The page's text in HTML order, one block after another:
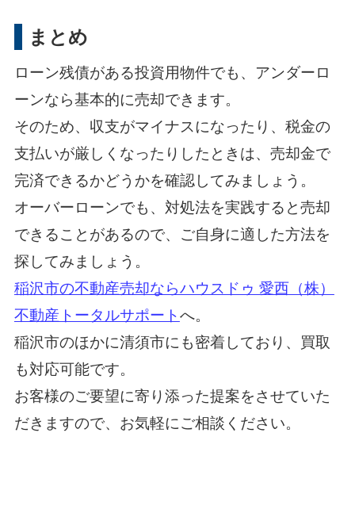
まとめ
ローン残債がある投資用物件でも、アンダーロ
ーンなら基本的に売却できます。
そのため、収支がマイナスになったり、税金の
支払いが厳しくなったりしたときは、売却金で
完済できるかどうかを確認してみましょう。
オーバーローンでも、対処法を実践すると売却
できることがあるので、ご自身に適した方法を
探してみましょう。
稲沢市の不動産売却ならハウスドゥ 愛西（株）
不動産トータルサポートへ。
稲沢市のほかに清須市にも密着しており、買取
も対応可能です。
お客様のご要望に寄り添った提案をさせていた
だきますので、お気軽にご相談ください。